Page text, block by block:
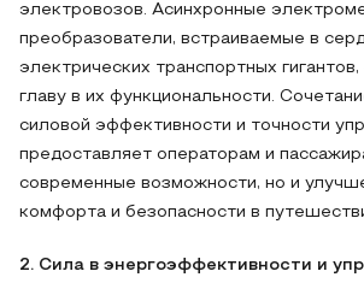
электровозов. Асинхронные
преобразователи, встраиваемые в
электрических транспортных
главу в их функциональности.
силовой эффективности и точности
предоставляет операторам и
современные возможности, но и
комфорта и безопасности в
2. Сила в энергоэффективности и